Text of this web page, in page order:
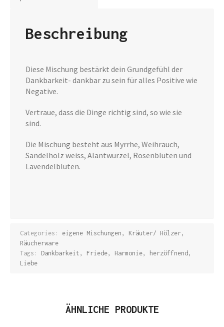
Beschreibung
Diese Mischung bestärkt dein Grundgefühl der
Dankbarkeit- dankbar zu sein für alles Positive wie
Negative.
Vertraue, dass die Dinge richtig sind, so wie sie
sind.
Die Mischung besteht aus Myrrhe, Weihrauch,
Sandelholz weiss, Alantwurzel, Rosenblüten und
Lavendelblüten.
Categories: eigene Mischungen , Kräuter/ Hölzer,
Räucherware
Tags:
Dankbarkeit , Friede, Harmonie, herzöffnend ,
Liebe
ÄHNLICHE PRODUKTE